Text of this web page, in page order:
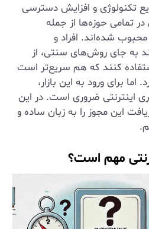
تکنولوژی و افزایش دسترسی
تمامی حوزه‌ها از جمله
شده‌اند. افراد و
به جای روش‌های سنتی، از
کنند که هم سریع‌تر است
برای ورود به این بازار،
اینترنتی ضروری است. در این
این مجوز را به زبان ساده و
مهم است؟